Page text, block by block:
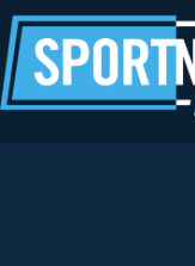
al
contenuto